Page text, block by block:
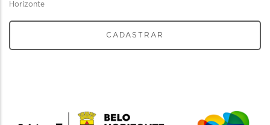
Horizonte
CADASTRAR